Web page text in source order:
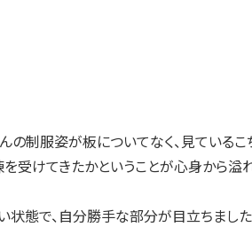
服姿が板についてなく、見ているこ
受けてきたかということが心身から溢
態で、自分勝手な部分が目立ちまし